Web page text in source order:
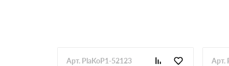
Арт. PlaKoP1-52123 Арт.